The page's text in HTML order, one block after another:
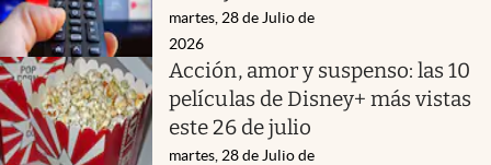
martes, 28 de Julio de
2026
Acción, amor y suspenso: las 10
películas de Disney+ más vistas
este 26 de julio
martes, 28 de Julio de